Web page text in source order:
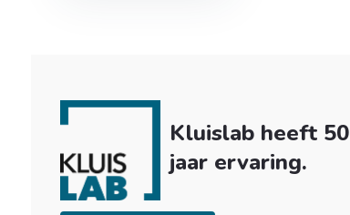
Kluislab heeft 50
jaar ervaring.